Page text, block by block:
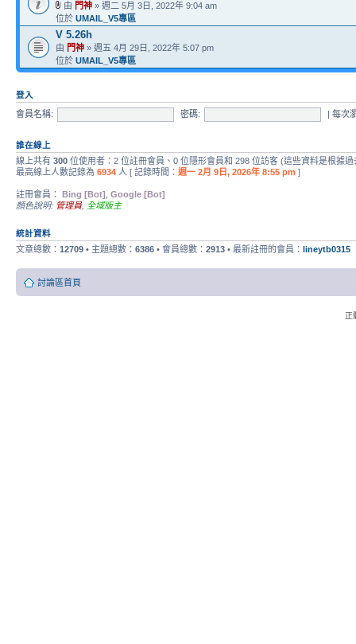
由 門神 » 週二 5月 3日, 2022年 9:04 am
位於 UMAIL_V5專區
V 5.26h
由 門神 » 週五 4月 29日, 2022年 5:07 pm
位於 UMAIL_V5專區
登入
會員名稱:
密碼: | 每次
誰在線上
線上共有 300 位使用者：2 位註冊會員、0 位隱形會員和 298 位訪客 (這些資料是根據
最高線上人數記錄為 6934 人 [ 記錄時間： 週一 2月 9日, 2026年 8:55 pm ]
註冊會員： Bing [Bot] Google [Bot]
顏色說明: 管理員 全域版主
統計資料
文章總數： 12709 • 主題總數： 6386 • 會員總數： 2913 • 最新註冊的會員： lineytb0315
討論區首頁
正